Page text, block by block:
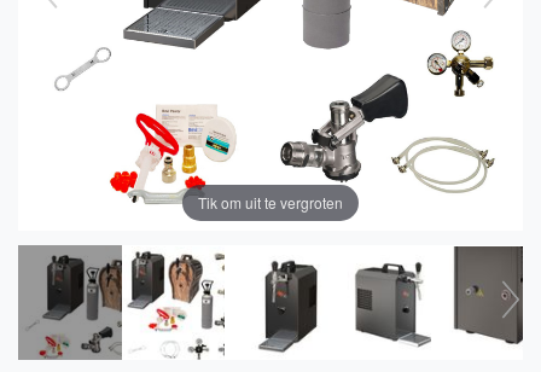
Tik om uit te vergroten